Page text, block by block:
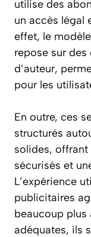
utilise des
un accès légal
effet, le
repose sur
d’auteur,
pour les
En outre, ces
structurés
solides,
sécurisés et
L’expérience
publicitaires
beaucoup plus
adéquates, ils